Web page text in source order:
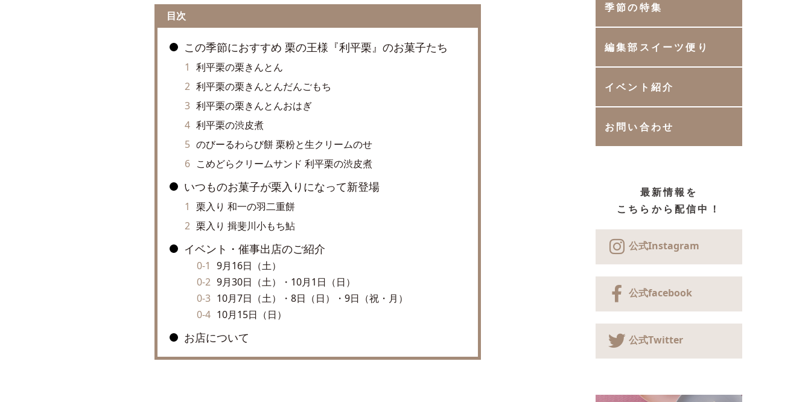
目次
この季節におすすめ 栗の王様『利平栗』のお菓子たち
利平栗の栗きんとん
利平栗の栗きんとんだんごもち
利平栗の栗きんとんおはぎ
利平栗の渋皮煮
のびーるわらび餅 栗粉と生クリームのせ
こめどらクリームサンド 利平栗の渋皮煮
いつものお菓子が栗入りになって新登場
栗入り 和一の羽二重餅
栗入り 揖斐川小もち鮎
イベント・催事出店のご紹介
9月16日（土）
9月30日（土）・10月1日（日）
10月7日（土）・8日（日）・9日（祝・月）
10月15日（日）
お店について
季節の特集
編集部スイーツ便り
イベント紹介
お問い合わせ
最新情報を
こちらから配信中！
公式Instagram
公式facebook
公式Twitter